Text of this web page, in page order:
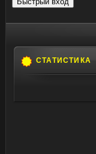
СТАТИСТИКА